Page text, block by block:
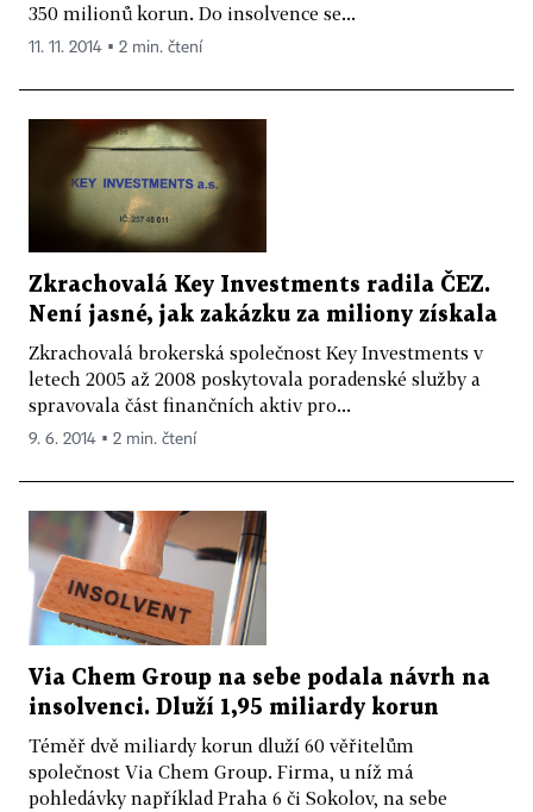
350 milionů korun. Do insolvence se...
11. 11. 2014 ▪ 2 min. čtení
Zkrachovalá Key Investments radila ČEZ.
Není jasné, jak zakázku za miliony získala
Zkrachovalá brokerská společnost Key Investments v
letech 2005 až 2008 poskytovala poradenské služby a
spravovala část finančních aktiv pro...
9. 6. 2014 ▪ 2 min. čtení
Via Chem Group na sebe podala návrh na
insolvenci. Dluží 1,95 miliardy korun
Téměř dvě miliardy korun dluží 60 věřitelům
společnost Via Chem Group. Firma, u níž má
pohledávky například Praha 6 či Sokolov, na sebe